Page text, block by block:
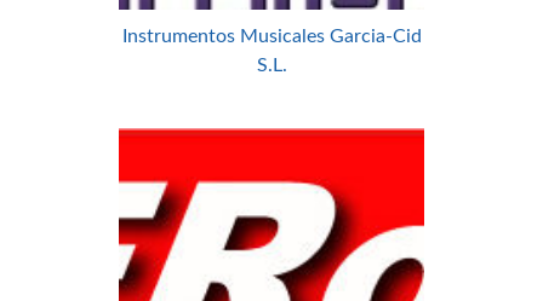
Instrumentos Musicales Garcia-Cid
S.L.